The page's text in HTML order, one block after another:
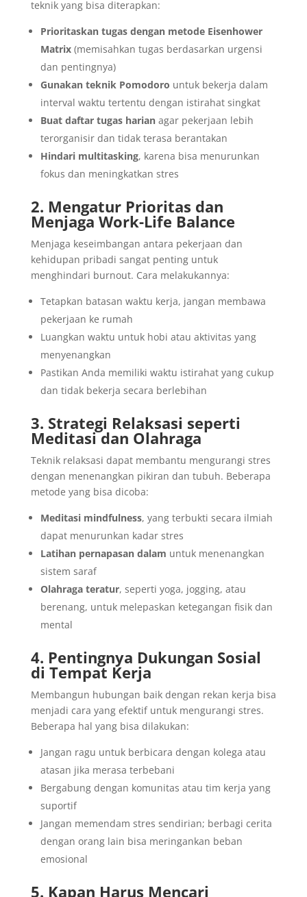
teknik yang bisa diterapkan:
Prioritaskan tugas dengan metode Eisenhower
Matrix(memisahkan tugas berdasarkan urgensi
dan pentingnya)
Gunakan teknik Pomodoro untuk bekerja dalam
interval waktu tertentu dengan istirahat singkat
Buat daftar tugas harianagar pekerjaan lebih
terorganisir dan tidak terasa berantakan
Hindari multitasking, karena bisa menurunkan
fokus dan meningkatkan stres
2. Mengatur Prioritas dan
Menjaga Work-Life Balance
Menjaga keseimbangan antara pekerjaan dan
kehidupan pribadi sangat penting untuk
menghindari burnout. Cara melakukannya:
Tetapkan batasan waktu kerja, jangan membawa
pekerjaan ke rumah
Luangkan waktu untuk hobi atau aktivitas yang
menyenangkan
Pastikan Anda memiliki waktu istirahat yang cukup
dan tidak bekerja secara berlebihan
3. Strategi Relaksasi seperti
Meditasi dan Olahraga
Teknik relaksasi dapat membantu mengurangi stres
dengan menenangkan pikiran dan tubuh. Beberapa
metode yang bisa dicoba:
Meditasi mindfulness, yang terbukti secara ilmiah
dapat menurunkan kadar stres
Latihan pernapasan dalam untuk menenangkan
sistem saraf
Olahraga teratur, seperti yoga, jogging, atau
berenang, untuk melepaskan ketegangan fisik dan
mental
4. Pentingnya Dukungan Sosial
di Tempat Kerja
Membangun hubungan baik dengan rekan kerja bisa
menjadi cara yang efektif untuk mengurangi stres.
Beberapa hal yang bisa dilakukan:
Jangan ragu untuk berbicara dengan kolega atau
atasan jika merasa terbebani
Bergabung dengan komunitas atau tim kerja yang
suportif
Jangan memendam stres sendirian; berbagi cerita
dengan orang lain bisa meringankan beban
emosional
5. Kapan Harus Mencari